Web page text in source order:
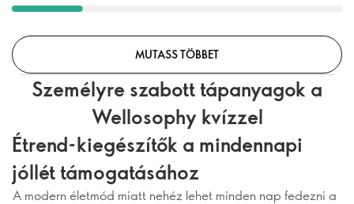
MUTASS TÖBBET
Személyre szabott tápanyagok a
Wellosophy kvízzel
Étrend-kiegészítők a mindennapi
jóllét támogatásához
A modern életmód miatt nehéz lehet minden nap fedezni a